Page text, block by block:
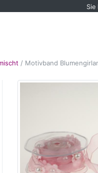
Sie
/ Motivband